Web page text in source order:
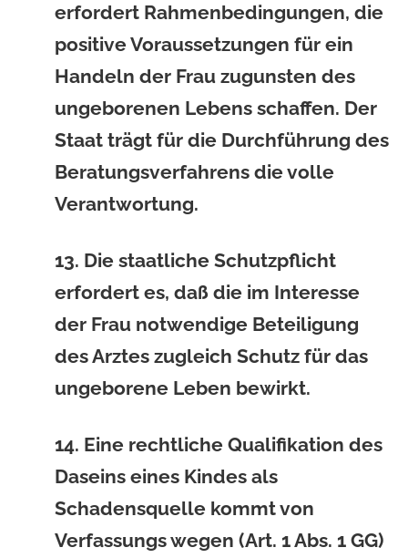
erfordert Rahmenbedingungen, die
positive Voraussetzungen für ein
Handeln der Frau zugunsten des
ungeborenen Lebens schaffen. Der
Staat trägt für die Durchführung des
Beratungsverfahrens die volle
Verantwortung.
13. Die staatliche Schutzpflicht
erfordert es, daß die im Interesse
der Frau notwendige Beteiligung
des Arztes zugleich Schutz für das
ungeborene Leben bewirkt.
14. Eine rechtliche Qualifikation des
Daseins eines Kindes als
Schadensquelle kommt von
Verfassungs wegen (Art. 1 Abs. 1 GG)